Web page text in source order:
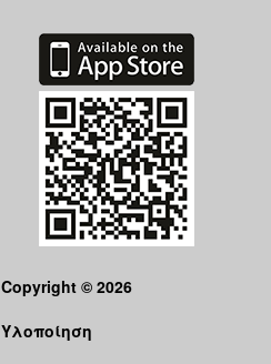
Copyright © 2026
Υλοποίηση